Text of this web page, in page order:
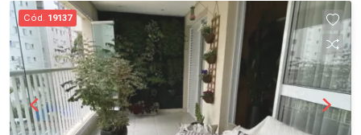
minutos da Praça Ulisses Guimarães e de
diversas áreas de lazer e convivência da região.
Acesso fácil à Avenida Cassiano Ricardo, ao Anel
Viário e à Rodovia Presidente Dutra,
proporcionando rápida mobilidade para todas as
regiões da cidade. Agende sua visita!!!
imobiliaria geraçãoimóveis aptolocação
Cód. 19137